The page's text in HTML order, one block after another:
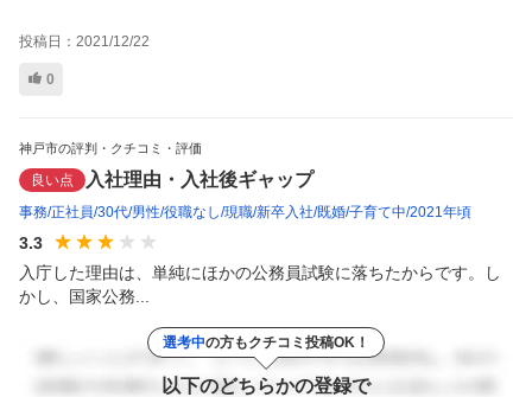
投稿日： 2021/12/22
0
神戸市の評判・クチコミ・評価
良い点 入社理由・入社後ギャップ
事務 正社員 30代 男性 役職なし 現職 新卒入社 既婚 子育て中 2021年頃
3.3
入庁した理由は、単純にほかの公務員試験に落ちたからです。し
かし、国家公務...
選考中の方もクチコミ投稿OK！
以下のどちらかの登録で